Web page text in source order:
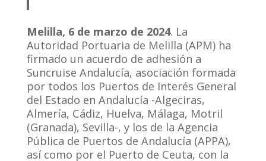
Melilla, 6 de marzo de 2024. La
Autoridad Portuaria de Melilla (APM) ha
firmado un acuerdo de adhesión a
Suncruise Andalucía, asociación formada
por todos los Puertos de Interés General
del Estado en Andalucía -Algeciras,
Almería, Cádiz, Huelva, Málaga, Motril
(Granada), Sevilla-, y los de la Agencia
Pública de Puertos de Andalucía (APPA),
así como por el Puerto de Ceuta, con la